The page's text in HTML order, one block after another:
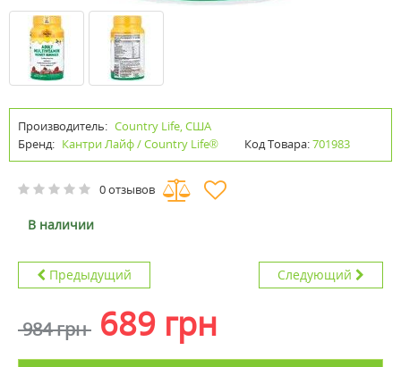
Производитель: Country Life, США
Бренд: Кантри Лайф / Country Life® Код Товара:701983
0 отзывов
В наличии
Предыдущий Следующий
984 грн 689 грн